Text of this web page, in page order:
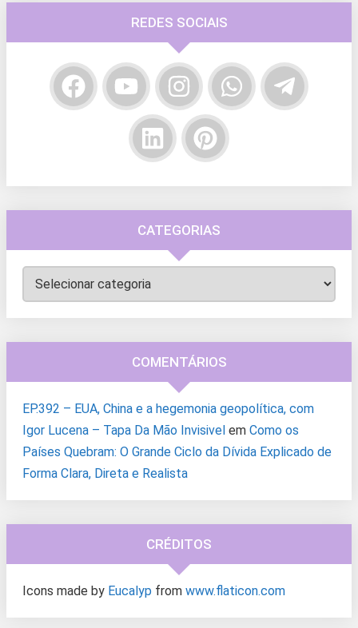
REDES SOCIAIS
CATEGORIAS
Categorias
COMENTÁRIOS
EP.392 – EUA, China e a hegemonia geopolítica, com
Igor Lucena – Tapa Da Mão Invisivel em Como os
Países Quebram: O Grande Ciclo da Dívida Explicado de
Forma Clara, Direta e Realista
CRÉDITOS
Icons made by Eucalyp from www.flaticon.com